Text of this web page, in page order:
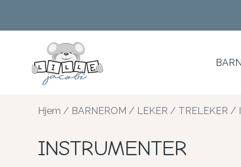
Hjem / BARNEROM / LEKER / TRELEKER /
INSTRUMENTER